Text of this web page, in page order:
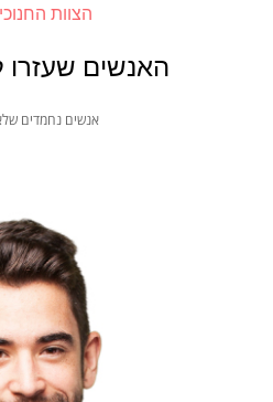
הצוות
האנשים שעזרו
אנשים נחמדים